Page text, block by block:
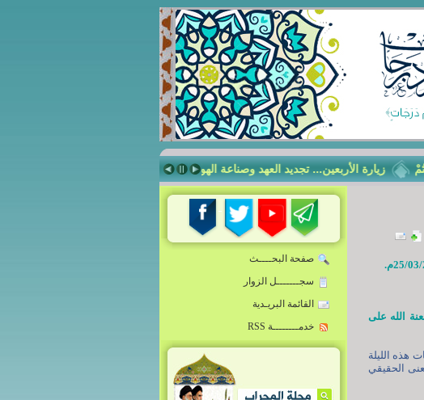
زيارة الأربعين... تجديد العهد وصناعة الهويّة صناعة الإنسان الرساليّ في مدرسة
الله على
ذهني وما زال عن الشعر، وقد ذكرته العام الماضي[2]، بات هذه الليلة
الحقيقي
صفحة البحــــث
سجـــــــل الزوار
القائمة البريـدية
خدمــــــــة RSS